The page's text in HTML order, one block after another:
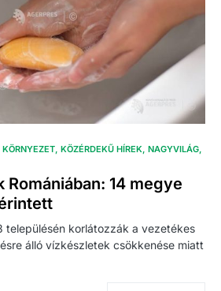
KÖRNYEZET KÖZÉRDEKŰ HÍREK NAGYVILÁG
14 megye
településén korlátozzák a vezetékes
álló vízkészletek csökkenése miatt